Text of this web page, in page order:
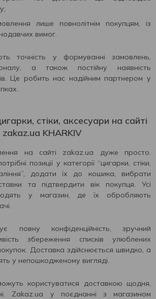
лише повнолітнім покупцям, із
вимог.
точність у формуванні замовлень,
а також постійну наявність
Це робить нас надійним партнером у
стіки, аксесуари на сайті
zakaz.ua KHARKIV
на сайті zakaz.ua дуже просто.
позиції у категорії “цигарки, стіки,
додати їх до кошика, вибрати
та підтвердити вік покупця. Усі
у магазин, де їх обробляють
повну конфіденційність, зручний
збереження списків улюблених
покупок. Доставка здійснюється швидко, а
у непошкодженому вигляді.
користуватися доставкою щодня,
Zakaz.ua у поєднанні з магазином